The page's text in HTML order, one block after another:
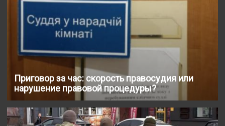
Приговор за час: скорость правосудия или
нарушение правовой процедуры?